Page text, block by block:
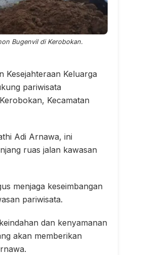
Bugenvil di Kerobokan.
Kesejahteraan Keluarga
pariwisata
Kecamatan
Adi Arnawa, ini
ruas jalan kawasan
menjaga keseimbangan
pariwisata.
dan kenyamanan
akan memberikan